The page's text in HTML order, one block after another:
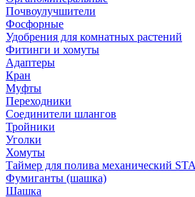
Почвоулучшители
Фосфорные
Удобрения для комнатных растений
Фитинги и хомуты
Адаптеры
Кран
Муфты
Переходники
Соединители шлангов
Тройники
Уголки
Хомуты
Таймер для полива механический
Фумиганты (шашка)
Шашка